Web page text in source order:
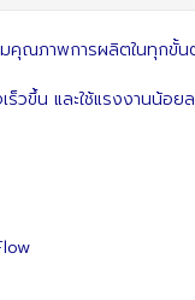
คุณภาพการผลิตในทุกขั้
วขึ้น และใช้แรงงานน้อย